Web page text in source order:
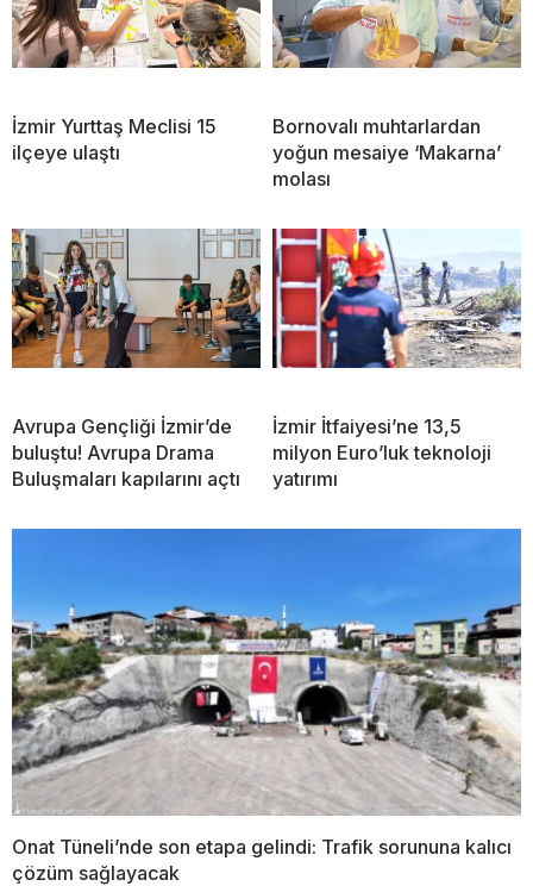
İzmir Yurttaş Meclisi 15
ilçeye ulaştı
Bornovalı muhtarlardan
yoğun mesaiye ‘Makarna’
molası
Avrupa Gençliği İzmir’de
buluştu! Avrupa Drama
Buluşmaları kapılarını açtı
İzmir İtfaiyesi’ne 13,5
milyon Euro’luk teknoloji
yatırımı
Onat Tüneli’nde son etapa gelindi: Trafik sorununa kalıcı
çözüm sağlayacak